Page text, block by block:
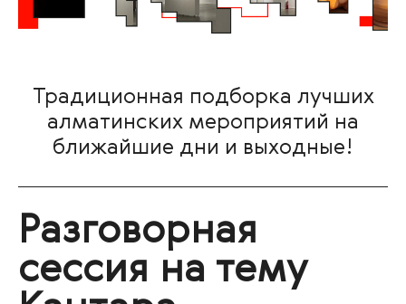
Традиционная подборка лучших
алматинских мероприятий на
ближайшие дни и выходные!
Разговорная
сессия на тему